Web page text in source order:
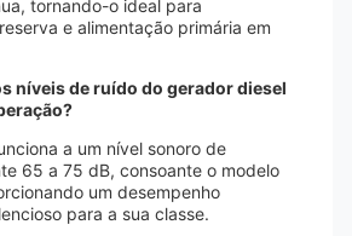
tornando-o ideal para
e alimentação primária em
níveis de ruído do gerador diesel
a um nível sonoro de
65 a 75 dB, consoante o modelo
um desempenho
para a sua classe.